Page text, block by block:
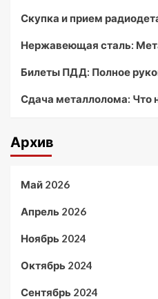
Скупка и прием
Нержавеющая сталь:
Билеты ПДД: Полное
Сдача металлолома: Что
Архив
Май 2026
Апрель 2026
Ноябрь 2024
Октябрь 2024
Сентябрь 2024